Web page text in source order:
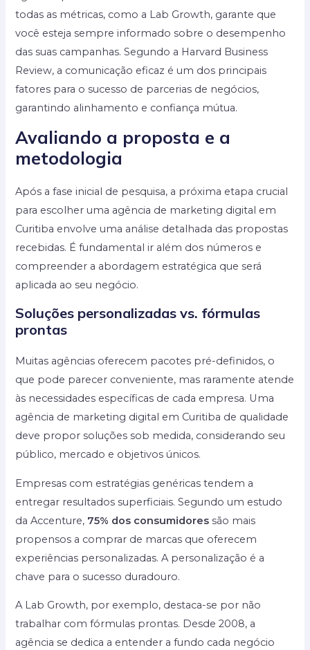
todas as métricas, como a Lab Growth, garante que
você esteja sempre informado sobre o desempenho
das suas campanhas. Segundo a Harvard Business
Review, a comunicação eficaz é um dos principais
fatores para o sucesso de parcerias de negócios,
garantindo alinhamento e confiança mútua.
Avaliando a proposta e a
metodologia
Após a fase inicial de pesquisa, a próxima etapa crucial
para escolher uma agência de marketing digital em
Curitiba envolve uma análise detalhada das propostas
recebidas. É fundamental ir além dos números e
compreender a abordagem estratégica que será
aplicada ao seu negócio.
Soluções personalizadas vs. fórmulas
prontas
Muitas agências oferecem pacotes pré-definidos, o
que pode parecer conveniente, mas raramente atende
às necessidades específicas de cada empresa. Uma
agência de marketing digital em Curitiba de qualidade
deve propor soluções sob medida, considerando seu
público, mercado e objetivos únicos.
Empresas com estratégias genéricas tendem a
entregar resultados superficiais. Segundo um estudo
da Accenture, 75% dos consumidores são mais
propensos a comprar de marcas que oferecem
experiências personalizadas. A personalização é a
chave para o sucesso duradouro.
A Lab Growth, por exemplo, destaca-se por não
trabalhar com fórmulas prontas. Desde 2008, a
agência se dedica a entender a fundo cada negócio